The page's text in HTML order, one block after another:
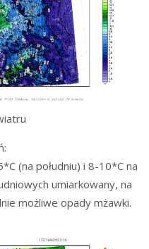
(na południu) i 8-10*C na
umiarkowany, na
możliwe opady mżawki.